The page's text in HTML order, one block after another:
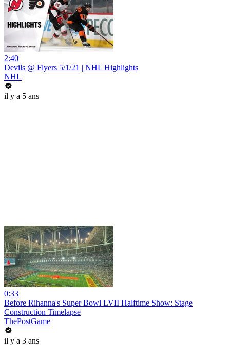
2:40
Devils @ Flyers 5/1/21 | NHL Highlights
NHL
il y a 5 ans
0:33
Before Rihanna's Super Bowl LVII Halftime Show: Stage
Construction Timelapse
ThePostGame
il y a 3 ans